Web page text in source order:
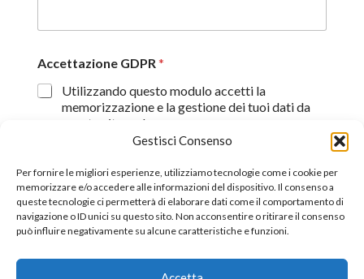
Gestisci Consenso
Per fornire le migliori esperienze, utilizziamo tecnologie come i cookie per
memorizzare e/o accedere alle informazioni del dispositivo. Il consenso a
queste tecnologie ci permetterà di elaborare dati come il comportamento di
navigazione o ID unici su questo sito. Non acconsentire o ritirare il consenso
può influire negativamente su alcune caratteristiche e funzioni.
Accettazione GDPR*
Utilizzando questo modulo accetti la
memorizzazione e la gestione dei tuoi dati da
questo sito web.
Proseguendo, dichiaro di aver preso visione
Invia